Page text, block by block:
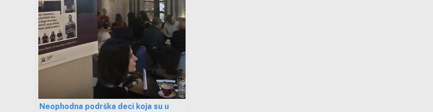
Neophodna podrška deci koja su u